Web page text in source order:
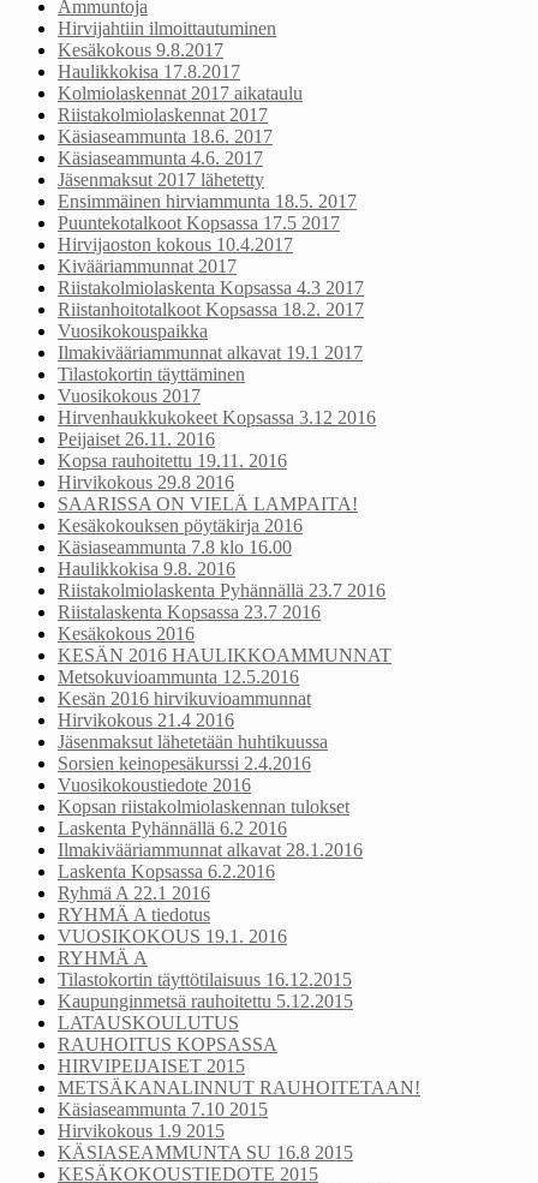
Ammuntoja
Hirvijahtiin ilmoittautuminen
Kesäkokous 9.8.2017
Haulikkokisa 17.8.2017
Kolmiolaskennat 2017 aikataulu
Riistakolmiolaskennat 2017
Käsiaseammunta 18.6. 2017
Käsiaseammunta 4.6. 2017
Jäsenmaksut 2017 lähetetty
Ensimmäinen hirviammunta 18.5. 2017
Puuntekotalkoot Kopsassa 17.5 2017
Hirvijaoston kokous 10.4.2017
Kivääriammunnat 2017
Riistakolmiolaskenta Kopsassa 4.3 2017
Riistanhoitotalkoot Kopsassa 18.2. 2017
Vuosikokouspaikka
Ilmakivääriammunnat alkavat 19.1 2017
Tilastokortin täyttäminen
Vuosikokous 2017
Hirvenhaukkukokeet Kopsassa 3.12 2016
Peijaiset 26.11. 2016
Kopsa rauhoitettu 19.11. 2016
Hirvikokous 29.8 2016
SAARISSA ON VIELÄ LAMPAITA!
Kesäkokouksen pöytäkirja 2016
Käsiaseammunta 7.8 klo 16.00
Haulikkokisa 9.8. 2016
Riistakolmiolaskenta Pyhännällä 23.7 2016
Riistalaskenta Kopsassa 23.7 2016
Kesäkokous 2016
KESÄN 2016 HAULIKKOAMMUNNAT
Metsokuvioammunta 12.5.2016
Kesän 2016 hirvikuvioammunnat
Hirvikokous 21.4 2016
Jäsenmaksut lähetetään huhtikuussa
Sorsien keinopesäkurssi 2.4.2016
Vuosikokoustiedote 2016
Kopsan riistakolmiolaskennan tulokset
Laskenta Pyhännällä 6.2 2016
Ilmakivääriammunnat alkavat 28.1.2016
Laskenta Kopsassa 6.2.2016
Ryhmä A 22.1 2016
RYHMÄ A tiedotus
VUOSIKOKOUS 19.1. 2016
RYHMÄ A
Tilastokortin täyttötilaisuus 16.12.2015
Kaupunginmetsä rauhoitettu 5.12.2015
LATAUSKOULUTUS
RAUHOITUS KOPSASSA
HIRVIPEIJAISET 2015
METSÄKANALINNUT RAUHOITETAAN!
Käsiaseammunta 7.10 2015
Hirvikokous 1.9 2015
KÄSIASEAMMUNTA SU 16.8 2015
KESÄKOKOUSTIEDOTE 2015